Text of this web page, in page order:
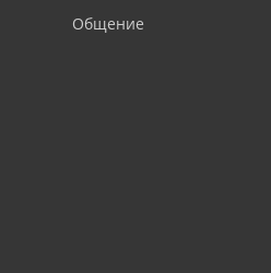
Общение